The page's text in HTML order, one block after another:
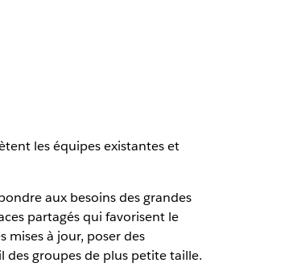
les équipes existantes et
aux besoins des grandes
partagés qui favorisent le
mises à jour, poser des
des groupes de plus petite taille.